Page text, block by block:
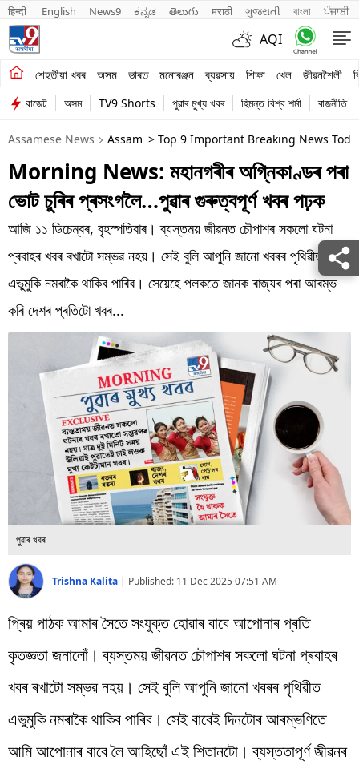
हिन्दी English News9 ಕನ್ನಡ తెలుగు मराठी ગુજરાતી বাংলা ਪੰਜਾਬੀ
AQI
শেহতীয়া খবৰ অসম ভাৰত মনোৰঞ্জন ব্যৱসায় শিক্ষা খেল জীৱনশৈলী
শেহতীয়া খবৰ
অসম
ভাৰত
মনোৰঞ্জন
ব্যৱসায়
শিক্ষা
খেল
জীৱনশৈলী
প্ৰযুক্তি
Videos
বাজেট অসম TV9 Shorts পুৱাৰ মুখ্য খবৰ হিমন্ত বিশ্ব শৰ্মা ৰাজনীতি
Assamese News Assam > Top 9 Important Breaking News
Morning News: মহানগৰীৰ অগ্নিকাণ্ডৰ পৰা
ভোট চুৰিৰ প্ৰসংগলৈ…পুৱাৰ গুৰুত্বপূৰ্ণ খবৰ পঢ়ক
আজি ১১ ডিচেম্বৰ, বৃহস্পতিবাৰ। ব্যস্তময় জীৱনত চৌপাশৰ সকলো ঘটনা
প্ৰবাহৰ খবৰ ৰখাটো সম্ভৱ নহয়। সেই বুলি আপুনি জানো খবৰৰ পৃথিৱীত
এভুমুকি নমৰাকৈ থাকিব পাৰিব। সেয়েহে পলকতে জানক ৰাজ্যৰ পৰা আৰম্ভ
কৰি দেশৰ প্ৰতিটো খবৰ...
পুৱাৰ খবৰ
Trishna Kalita | Published: 11 Dec 2025 07:51 AM
প্ৰিয় পাঠক আমাৰ সৈতে সংযুক্ত হোৱাৰ বাবে আপোনাৰ প্ৰতি
কৃতজ্ঞতা জনালোঁ। ব্যস্তময় জীৱনত চৌপাশৰ সকলো ঘটনা প্ৰবাহৰ
খবৰ ৰখাটো সম্ভৱ নহয়। সেই বুলি আপুনি জানো খবৰৰ পৃথিৱীত
এভুমুকি নমৰাকৈ থাকিব পাৰিব। সেই বাবেই দিনটোৰ আৰম্ভণিতে
আমি আপোনাৰ বাবে লৈ আহিছোঁ এই শিতানটো। ব্যস্ততাপূৰ্ণ জীৱনৰ